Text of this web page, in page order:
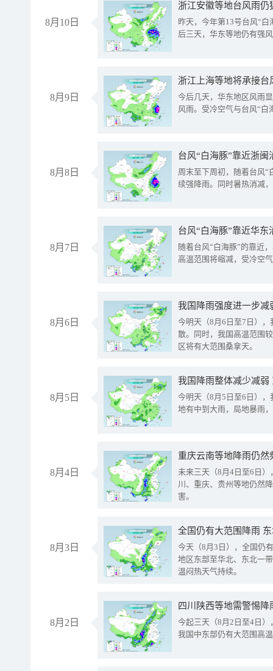
8月10日
浙江安徽等地台风雨
昨天，今年第13号台风“
后三天，华东等地仍有强
8月9日
浙江上海等地将承接台
今后几天，华东地区风雨
风雨。受冷空气与台风“白
8月8日
台风“白海豚”靠近浙
周末至下周初，随着台风“
续强降雨。同时暑热消减
8月7日
台风“白海豚”靠近华
随着台风“白海豚”的靠近
高温范围将缩减，受冷空
8月6日
今明天（8月6日至7日）
散。同时，我国高温范围
区将有大范围桑拿天。
8月5日
我国降雨整体减少减弱
今明天（8月5日至6日）
地有中到大雨，局地暴雨
8月4日
重庆云南等地降雨仍然
未来三天（8月4日至6日
川、重庆、贵州等地仍然
害。
8月3日
全国仍有大范围降雨
今天（8月3日），全国仍
地区东部至华北、东北一
温闷热天气持续。
8月2日
今起三天（8月2日至4日
我国中东部仍有大范围高